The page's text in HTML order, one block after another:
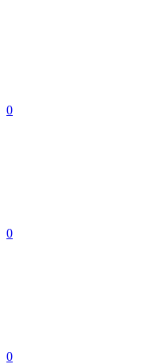
0
0
0